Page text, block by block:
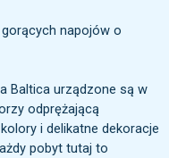
napojów o
Baltica urządzone są w
odprężającą
i delikatne dekoracje
pobyt tutaj to